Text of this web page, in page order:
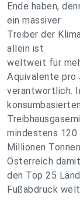
Ende haben,
ein massiver
Treiber der
allein ist
weltweit für
Äquivalente pro
verantwortlich.
konsumbasierten
mindestens 120
Millionen
Österreich
den Top 25
Fußabdruck